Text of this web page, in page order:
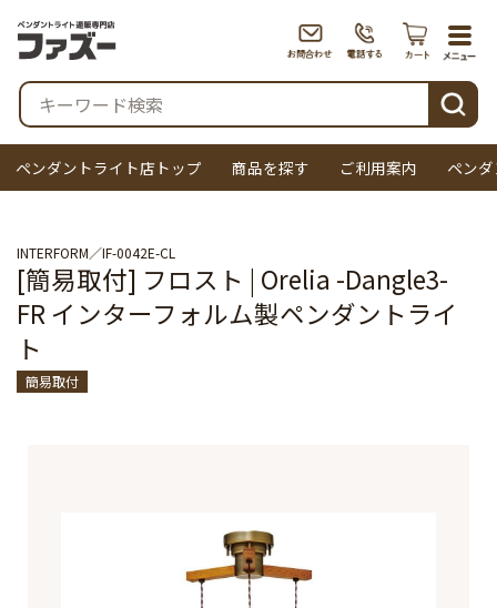
検索
ペンダントライト店トップ 商品を探す ご利用案内 ペン
INTERFORM IF-0042E-CL
[簡易取付] フロスト | Orelia -Dangle3-
FR インターフォルム製ペンダントライ
ト
簡易取付